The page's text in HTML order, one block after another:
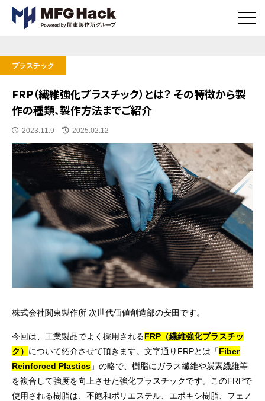
メ
FRP（繊維強化プラスチック）とは？ その特徴から製
作の種類、製作方法までご紹介
プラスチック
公開日
2023.11.9 更新日時
2025.02.12
株式会社関東製作所 次世代価値創造部の安田です。
今回は、工業製品でよく採用されるFRP（繊維強化プラスチッ
ク） について紹介させて頂きます。文字通りFRPとは「Fiber
Reinforced Plastics 」の略で、樹脂にガラス繊維や炭素繊維等
を複合して強度を向上させた強化プラスチックです。このFRPで
使用される樹脂は、不飽和ポリエステル、エポキシ樹脂、フェノ